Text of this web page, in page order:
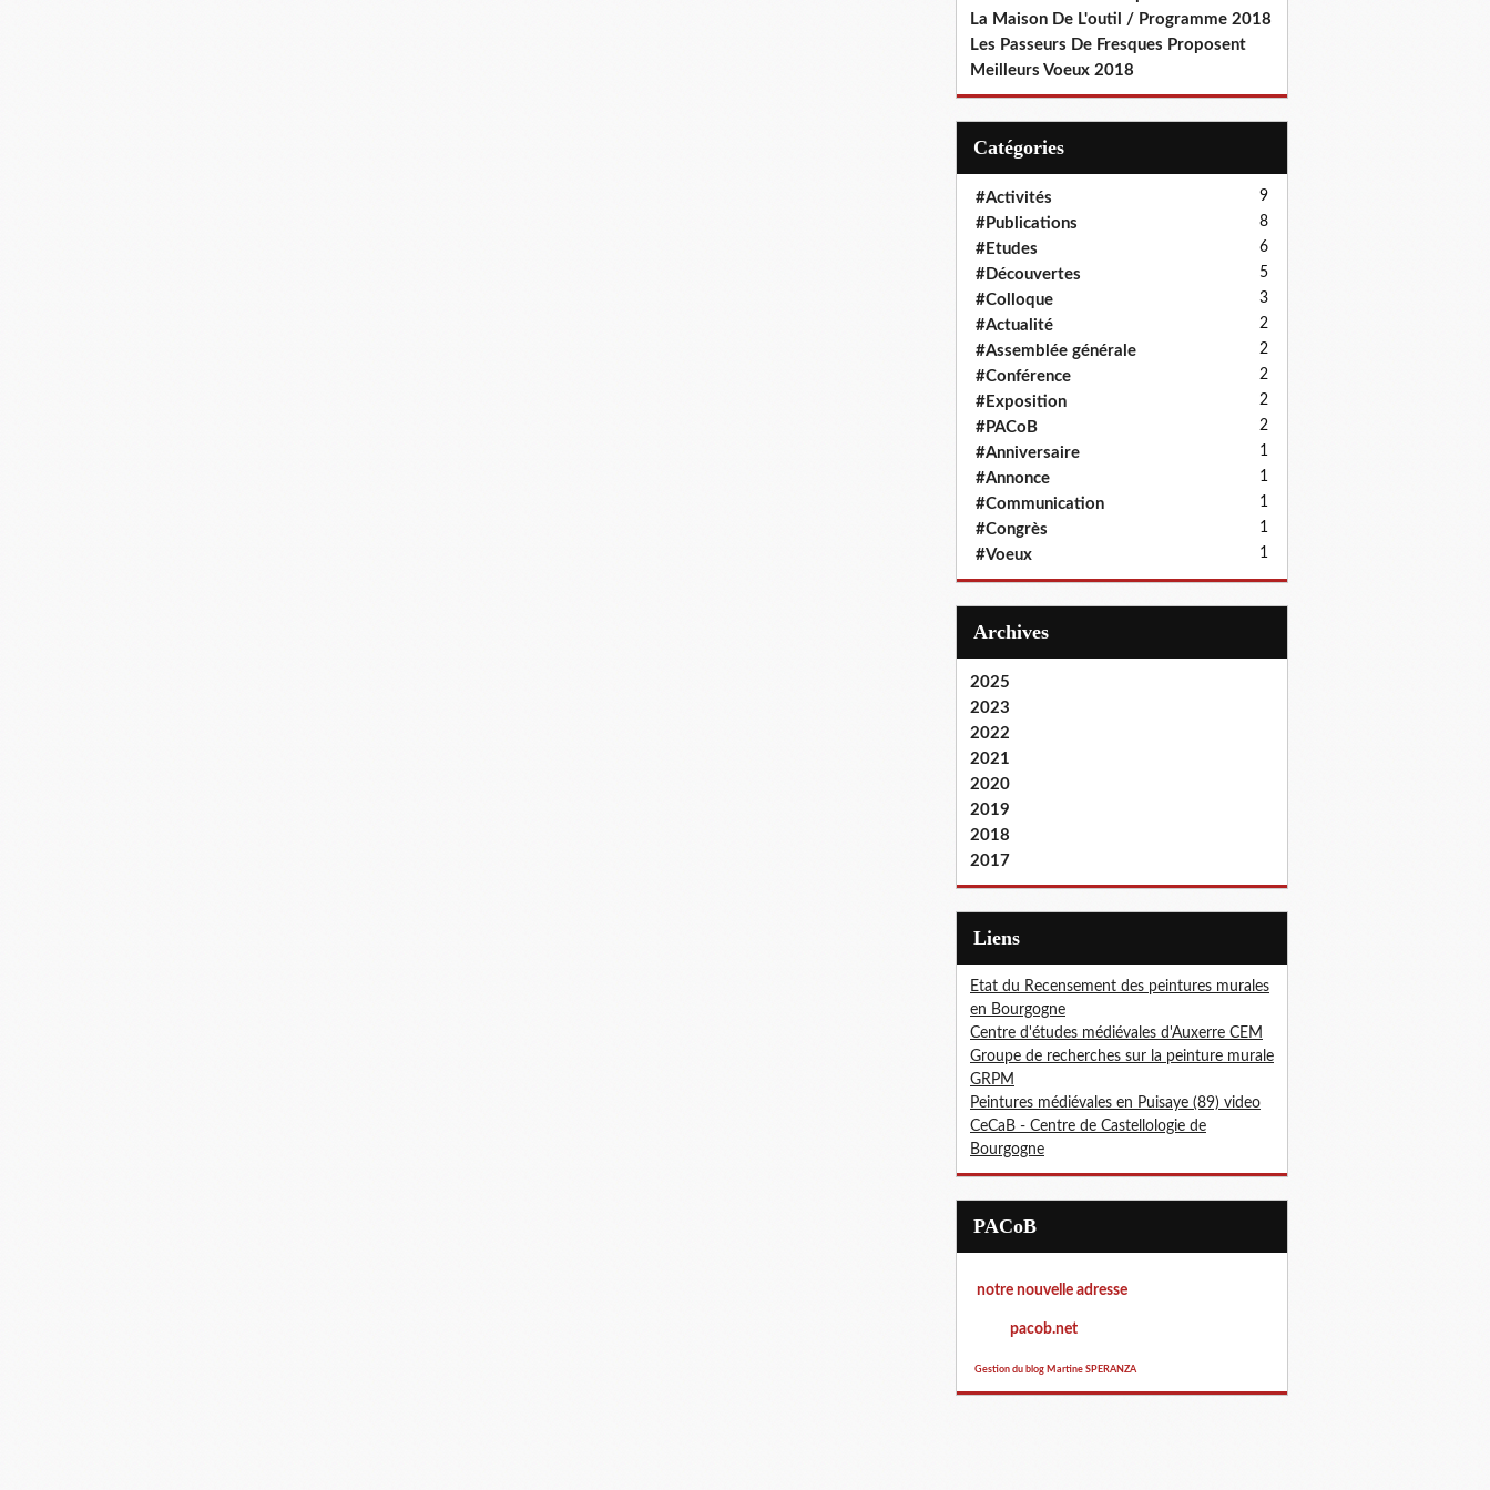
La Maison De L'outil / Programme 2018
Les Passeurs De Fresques Proposent
Meilleurs Voeux 2018
Catégories
#Activités 9
#Publications 8
#Etudes 6
#Découvertes 5
#Colloque 3
#Actualité 2
#Assemblée générale 2
#Conférence 2
#Exposition 2
#PACoB 2
#Anniversaire 1
#Annonce 1
#Communication 1
#Congrès 1
#Voeux 1
Archives
2025
2023
2022
2021
2020
2019
2018
2017
Liens
Etat du Recensement des peintures murales
en Bourgogne
Centre d'études médiévales d'Auxerre CEM
Groupe de recherches sur la peinture murale
GRPM
Peintures médiévales en Puisaye (89) video
CeCaB - Centre de Castellologie de
Bourgogne
PACoB
notre nouvelle adresse
pacob.net
Gestion du blog Martine SPERANZA